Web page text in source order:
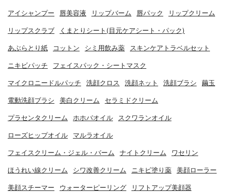
アイシャンプー 唇美容液 リップバーム 唇パック リップクリーム
リップスクラブ くまとりシート(目元ケアシート・パック)
あぶらとり紙 コットン シミ用飲み薬 スキンケアトラベルセット
ニキビパッチ フェイスパック・シートマスク
マイクロニードルパッチ 洗顔クロス 洗顔ネット 洗顔ブラシ 繭玉
電動洗顔ブラシ 美白クリーム セラミドクリーム
プラセンタクリーム ホホバオイル スクワランオイル
ローズヒップオイル マルラオイル
フェイスクリーム・ジェル・バーム ナイトクリーム ワセリン
ほうれい線クリーム シワ改善クリーム ニキビ塗り薬 美顔ローラー
美顔スチーマー ウォーターピーリング リフトアップ美顔器